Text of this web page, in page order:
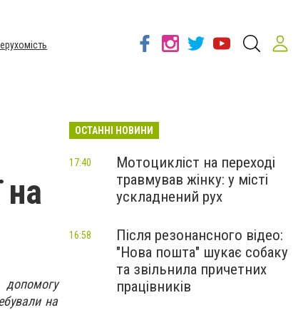
на
на
ОСТАННІ НОВИНИ
Мотоцикліст на переході
травмував жінку: у місті
ускладнений рух
17:40
Після резонансного відео:
"Нова пошта" шукає собаку
та звільнила причетних
працівників
16:58